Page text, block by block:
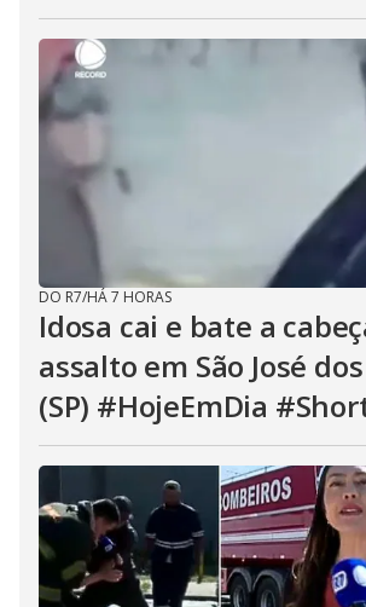
DO R7/HÁ 7 HORAS
Idosa cai e bate a
assalto em São José
(SP) #HojeEmDia